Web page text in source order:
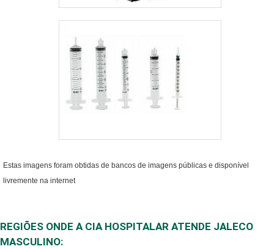
Estas imagens foram obtidas de bancos de imagens públicas e disponível
livremente na internet
REGIÕES ONDE A CIA HOSPITALAR ATENDE JALECO
MASCULINO: